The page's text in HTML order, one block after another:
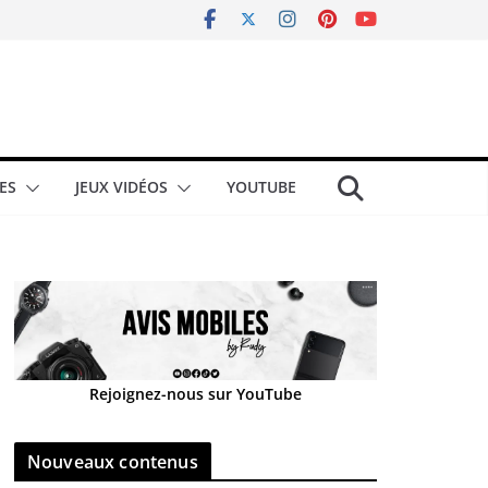
JEUX VIDÉOS YOUTUBE
Rejoignez-nous sur YouTube
Nouveaux contenus